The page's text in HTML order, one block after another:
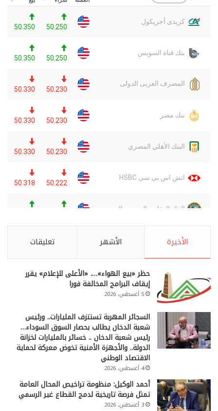
الأخيرة الأشهر تعليقات
حظر «بيع الهواء»…. «الأعلى للإعلام» يقرر
إيقاف البرامج المخالفة فورا
5 أغسطس، 2026
السجائر المهربة تستنزف المليارات.. ورئيس
شعبة الدخان يطالب بحصار السوق السوداء…
رئيس شعبة الدخان .. خسائر بالمليارات لخزانة
الدولة.. والأجهزة الأمنية تخوض معركة لحماية
الاقتصاد الوطني
4 أغسطس، 2026
أحمد الوكيل: منظومة تراخيص المحال العامة
تمثل فرصة تاريخية لدمج القطاع غير الرسمي
3 أغسطس، 2026